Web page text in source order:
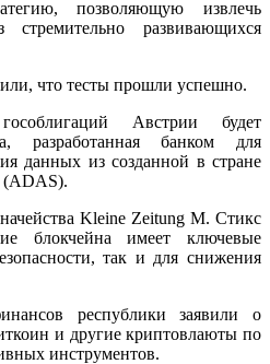
позволяющую извлечь
развивающихся
что тесты прошли успешно.
Австрии будет
разработанная банком для
данных из созданной в стране
(ADAS).
Kleine Zeitung М. Стикс
блокчейна имеет ключевые
так и для снижения
республики заявили о
и другие криптовлаюты по
инструментов.